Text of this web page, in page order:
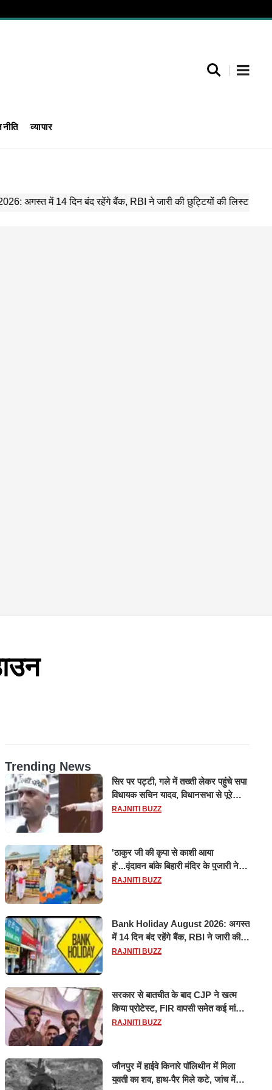
व्यापार
Trending News
सिर पर पट्टी, गले में तख्ती लेकर पहुंचे सपा
विधायक सचिन यादव, विधानसभा से पूरे
मानसून सत्र के लिए किया गया निलंबित
RAJNITI BUZZ
'ठाकुर जी की कृपा से काशी आया
हूं'...वृंदावन बांके बिहारी मंदिर के पुजारी ने
किया श्री काशी विश्वनाथ का जलाभिषेक
RAJNITI BUZZ
Bank Holiday August 2026: अगस्त
में 14 दिन बंद रहेंगे बैंक, RBI ने जारी की
छुट्टियों की लिस्ट​​​​​​​
RAJNITI BUZZ
सरकार से बातचीत के बाद CJP ने खत्म
किया प्रोटेस्ट, FIR वापसी समेत कई मांगों
पर बनी सहमति
RAJNITI BUZZ
जौनपुर में हाईवे किनारे पॉलिथीन में मिला
युवती का शव, हाथ-पैर मिले कटे, जांच में